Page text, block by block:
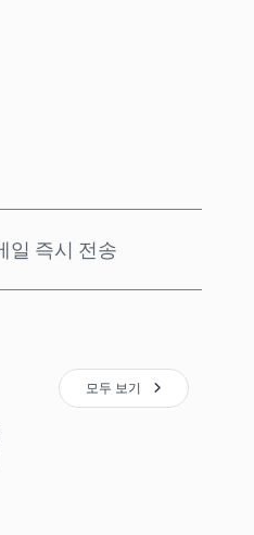
일 즉시 전송
모두 보기